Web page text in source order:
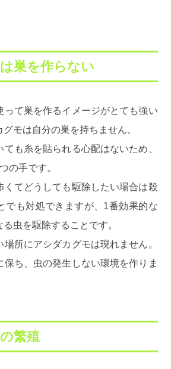
巣を作らない
って巣を作るイメージがとても強い
モは自分の巣を持ちません。
も糸を貼られる心配はないため、
の手です。
くてどうしても駆除したい場合は殺
でも対処できますが、1番効果的な
虫を駆除することです。
所にアシダカグモは現れません。
保ち、虫の発生しない環境を作りま
繁殖